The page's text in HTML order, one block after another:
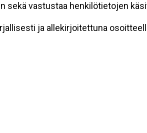
sekä vastustaa henkilötietojen
ja allekirjoitettuna